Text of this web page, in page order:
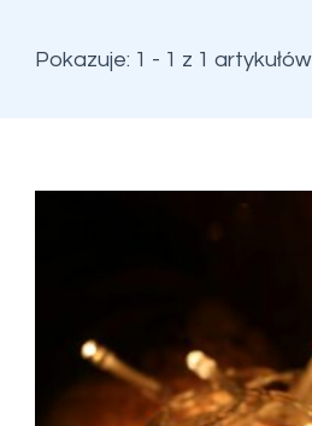
Pokazuje: 1 - 1 z 1 artykułów